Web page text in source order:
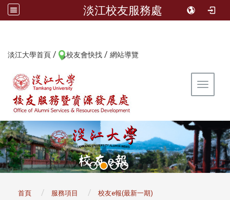
淡江校友服務處
淡江大學首頁 / 校友會快找 / 網站導覽
Toggle
首頁 服務項目
校友e報(最新一期)